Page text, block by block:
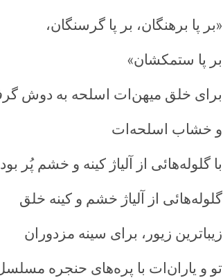
«بر پا برهنگان، بر پا گرسنگان،
بر پا ستمکشان»
برای خلق ميهن‌ات اسلحه به دوش
و خشاب اسلحه‌ات
با گلوله‌هائی از آلياژ کينه و خشم پُر بود
گلوله‌هائی از آلياژ خشم و کينه خلق
زيباترين زيور، برای سينه مزدوران
تو و ياران‌ات با پره‌های حنجره